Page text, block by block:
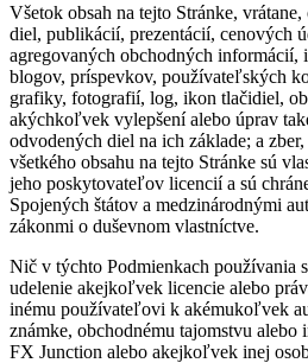
Všetok obsah na tejto Stránke,
diel, publikácií, prezentácií, cenových
agregovaných obchodných informácií,
blogov, príspevkov, používateľských
grafiky, fotografií, log, ikon tlačidiel,
akýchkoľvek vylepšení alebo úprav
odvodených diel na ich základe; a
všetkého obsahu na tejto Stránke sú
jeho poskytovateľov licencií a sú
Spojených štátov a medzinárodnými
zákonmi o duševnom vlastníctve.
Nič v týchto Podmienkach používania
udelenie akejkoľvek licencie alebo
inému používateľovi k akémukoľvek
známke, obchodnému tajomstvu alebo
FX Junction alebo akejkoľvek inej